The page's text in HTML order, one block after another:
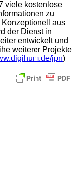
viele kostenlose
zu
aus
der Dienst in
entwickelt und
weiterer Projekte
jpn)